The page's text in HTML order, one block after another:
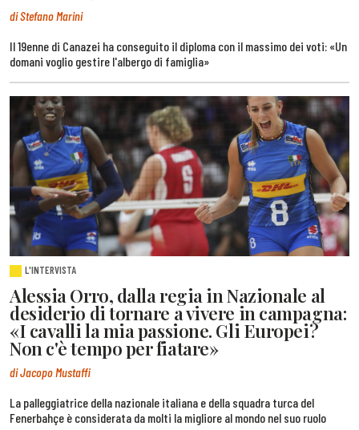
di Stefano Marini
Il 19enne di Canazei ha conseguito il diploma con il massimo dei voti: «Un
domani voglio gestire l'albergo di famiglia»
L'INTERVISTA
Alessia Orro, dalla regia in Nazionale al
desiderio di tornare a vivere in campagna:
«I cavalli la mia passione. Gli Europei?
Non c'è tempo per fiatare»
di Jacopo Mustaffi
La palleggiatrice della nazionale italiana e della squadra turca del
Fenerbahçe è considerata da molti la migliore al mondo nel suo ruolo